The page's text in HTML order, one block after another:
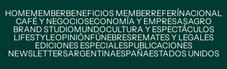
HOMEMEMBERBENEFICIOS MEMBERREFERÍNACIONAL
CAFÉ Y NEGOCIOSECONOMÍA Y EMPRESASAGRO
BRAND STUDIOMUNDOCULTURA Y ESPECTÁCULOS
LIFESTYLEOPINIÓNFÚNEBRESREMATES Y LEGALES
EDICIONES ESPECIALESPUBLICACIONES
NEWSLETTERSARGENTINAESPAÑAESTADOS UNIDOS